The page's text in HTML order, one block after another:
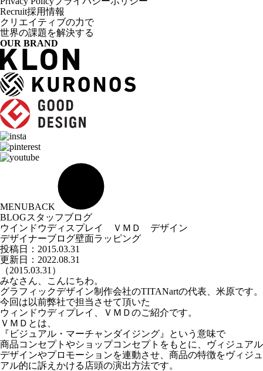
Recruit採用情報
クリエイティブの力で
世界の課題を解決する
OUR BRAND
MENUBACK
BLOGスタッフブログ
ウインドウディスプレイ ＶＭＤ デザイン
デザイナーブログ壁面ラッピング
投稿日： 2015.03.31
更新日：2022.08.31
（2015.03.31）
みなさん、こんにちわ。
グラフィックデザイン制作会社のTITANartの代表、米原です。
今回は以前弊社で担当させて頂いた
ウィンドウディプレイ、ＶＭＤのご紹介です。
ＶＭＤとは、
『ビジュアル・マーチャンダイジング』という意味で
商品コンセプトやショップコンセプトをもとに、ヴィジュアル
デザインやプロモーションを連動させ、商品の特徴をヴィジュ
アル的に訴えかける店頭の演出方法です。